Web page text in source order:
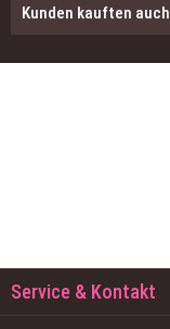
Kunden kauften auch
Service & Kontakt